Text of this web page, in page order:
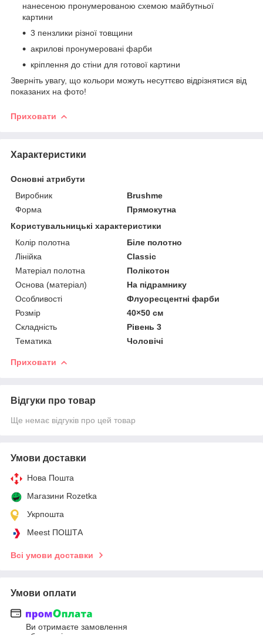
нанесеною пронумерованою схемою майбутньої
картини
3 пензлики різної товщини
акрилові пронумеровані фарби
кріплення до стіни для готової картини
Зверніть увагу, що кольори можуть несуттєво відрізнятися від
показаних на фото!
Приховати
Характеристики
Основні атрибути
Виробник
Brushme
Форма
Прямокутна
Користувальницькі характеристики
Колір полотна
Біле полотно
Лінійка
Classic
Матеріал полотна
Полікотон
Основа (матеріал)
На підрамнику
Особливості
Флуоресцентні фарби
Розмір
40×50 см
Складність
Рівень 3
Тематика
Чоловічі
Приховати
Відгуки про товар
Ще немає відгуків про цей товар
Умови доставки
Нова Пошта
Магазини Rozetka
Укрпошта
Meest ПОШТА
Всі умови доставки
Умови оплати
Ви отримаєте замовлення